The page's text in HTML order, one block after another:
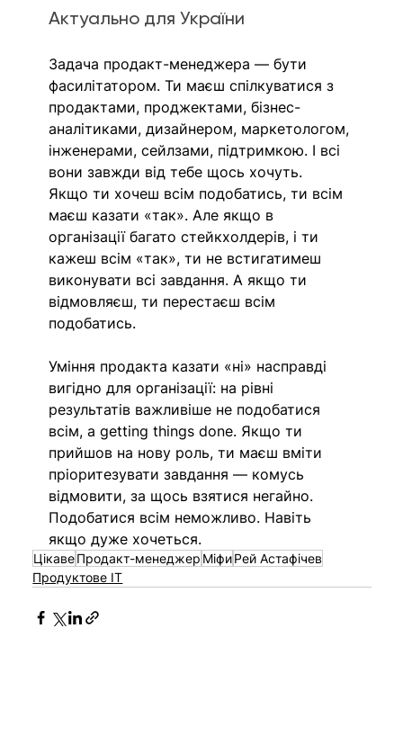
Актуально для України
Задача продакт-менеджера — бути
фасилітатором. Ти маєш спілкуватися з
продактами, проджектами, бізнес-
аналітиками, дизайнером, маркетологом,
інженерами, сейлзами, підтримкою. І всі
вони завжди від тебе щось хочуть.
Якщо ти хочеш всім подобатись, ти всім
маєш казати «так». Але якщо в
організації багато стейкхолдерів, і ти
кажеш всім «так», ти не встигатимеш
виконувати всі завдання. А якщо ти
відмовляєш, ти перестаєш всім
подобатись.
Уміння продакта казати «ні» насправді
вигідно для організації: на рівні
результатів важливіше не подобатися
всім, а getting things done. Якщо ти
прийшов на нову роль, ти маєш вміти
пріоритезувати завдання — комусь
відмовити, за щось взятися негайно.
Подобатися всім неможливо. Навіть
якщо дуже хочеться.
ЦікавеПродакт-менеджер МіфиРей Астафічев
Продуктове IT